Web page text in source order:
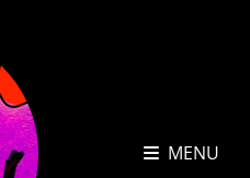
MENU